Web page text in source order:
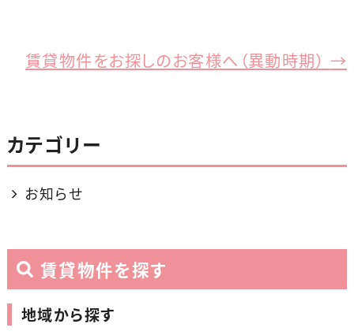
o
k
賃貸物件をお探しのお客様へ（異動時期） →
カテゴリー
お知らせ
賃貸物件を探す
地域から探す